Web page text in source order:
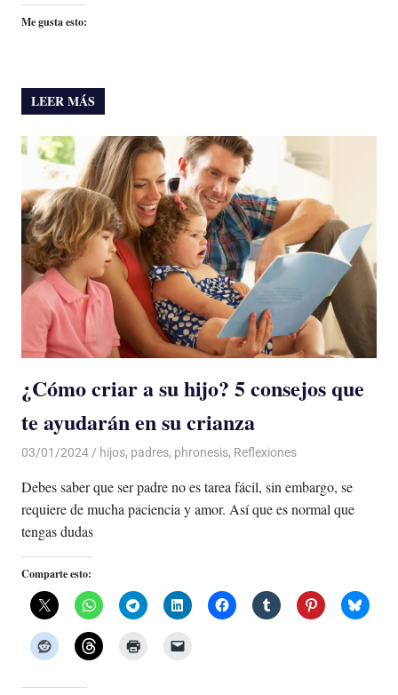
Me gusta esto:
LEER MÁS
¿Cómo criar a su hijo? 5 consejos que
te ayudarán en su crianza
03/01/2024 De todo un Poco
hijos, padres, phronesis, Reflexiones
Debes saber que ser padre no es tarea fácil, sin embargo, se
requiere de mucha paciencia y amor. Así que es normal que
tengas dudas
Comparte esto: